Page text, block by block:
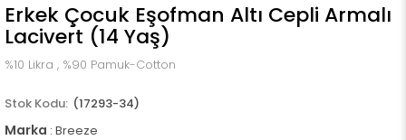
Erkek Çocuk Eşofman Altı Cepli Armalı
Lacivert (14 Yaş)
%10 Likra , %90 Pamuk-Cotton
(17293-34)
Marka : Breeze